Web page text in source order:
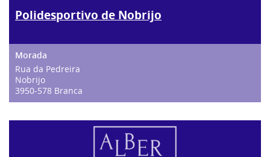
Polidesportivo de Nobrijo
Rua da Pedreira
Nobrijo
3950-578 Branca